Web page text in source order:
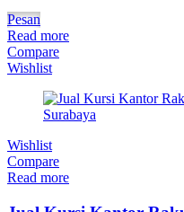
Pesan
Read more
Compare
Wishlist
Wishlist
Compare
Read more